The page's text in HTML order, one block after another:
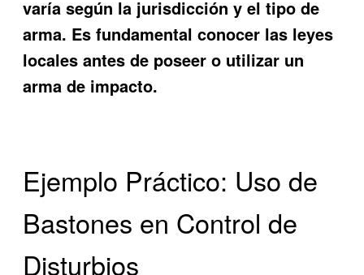
varía según la jurisdicción y el tipo de
arma. Es fundamental conocer las leyes
locales antes de poseer o utilizar un
arma de impacto.
Ejemplo Práctico: Uso de
Bastones en Control de
Disturbios